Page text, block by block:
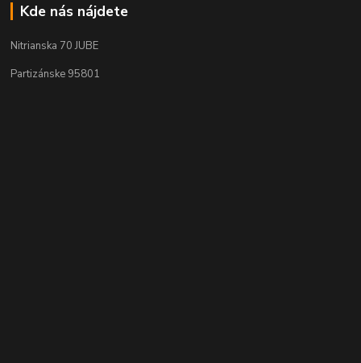
Kde nás nájdete
Nitrianska 70 JUBE
Partizánske 95801